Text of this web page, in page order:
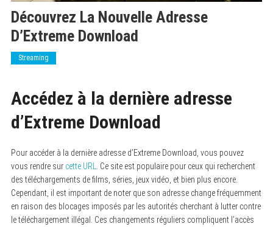
Découvrez La Nouvelle Adresse
D’Extreme Download
Streaming
Accédez à la dernière adresse
d’Extreme Download
Pour accéder à la dernière adresse d’Extreme Download, vous pouvez
vous rendre sur cette URL
. Ce site est populaire pour ceux qui recherchent
des téléchargements de films, séries, jeux vidéo, et bien plus encore.
Cependant, il est important de noter que son adresse change fréquemment
en raison des blocages imposés par les autorités cherchant à lutter contre
le téléchargement illégal. Ces changements réguliers compliquent l’accès